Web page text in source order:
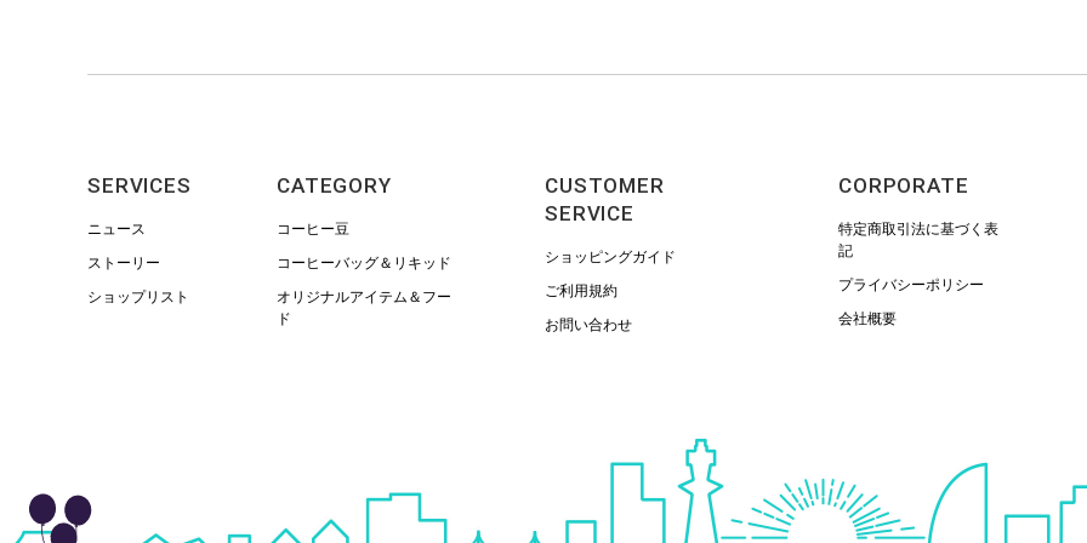
SERVICES
ニュース
ストーリー
ショップリスト
CATEGORY
コーヒー豆
コーヒーバッグ＆リキッド
オリジナルアイテム＆フー
ド
CUSTOMER
SERVICE
ショッピングガイド
ご利用規約
お問い合わせ
CORPORATE
特定商取引法に基づく表
記
プライバシーポリシー
会社概要